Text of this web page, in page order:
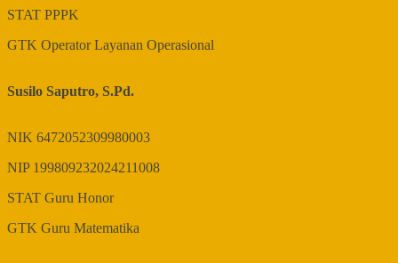
STAT PPPK
GTK Operator Layanan Operasional
Susilo Saputro, S.Pd.
NIK 6472052309980003
NIP 199809232024211008
STAT Guru Honor
GTK Guru Matematika